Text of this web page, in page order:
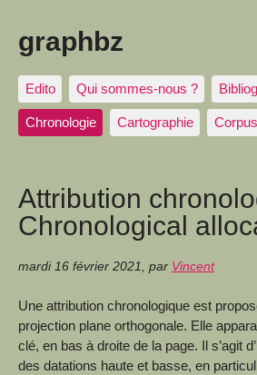
graphbz
Edito Qui sommes-nous ?
Chronologie Cartographie Corpus
Attribution
Chronological
mardi 16 février 2021 par Vincent
Une attribution chronologique est
projection plane orthogonale. Elle
clé, en bas à droite de la page. Il s’agit
des datations haute et basse, en